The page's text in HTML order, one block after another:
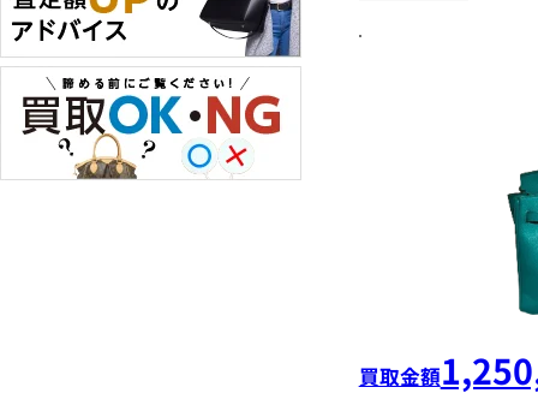
買取金額